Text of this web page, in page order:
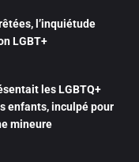
l’inquiétude
LGBT+
les LGBTQ+
enfants, inculpé pour
mineure